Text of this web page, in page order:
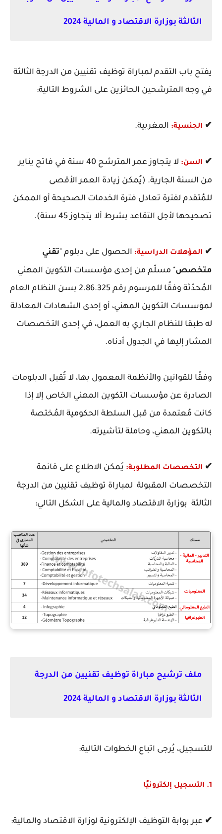
الثالثة بوزارة الاقتصاد و المالية 2024
يفتح باب التقدم لمباراة توظيف تقنيين من الدرجة الثالثة
في وجه المترشحين الحائزين على الشروط التالية:
✔ الجنسية: المغربية.
✔ السن: لا يتجاوز عمر المترشح 40 سنة في فاتح يناير
من السنة الجارية. (يُمكن زيادة العمر الأقصى
للمُتقدم لفترة تعادل فترة الخدمات الصحيحة أو الممكن
تصحيحها لأجل التقاعد بشرط ألا يتجاوز 45 سنة).
✔ المؤهلات الدراسية: الحصول على دبلوم "تقني
متخصص" مسلّم من إحدى مؤسسات التكوين المهني
المُحدّثة وفقًا للمرسوم رقم 2.86.325 بسن النظام العام
لمؤسسات التكوين المهني، أو إحدى الشهادات المعادلة
له طبقا للنظام الجاري به العمل، في إحدى التخصصات
المشار إليها في الجدول أدناه.
وفقًا للقوانين والأنظمة المعمول بها، لا تُقبل الدبلومات
الصادرة عن مؤسسات التكوين المهني الخاص إلا إذا
كانت مُعتمدة من قبل السلطة الحكومية المُختصة
بالتكوين المهني، وحاملة لتأشيرته.
✔ التخصصات المطلوبة: يُمكن الاطلاع على قائمة
التخصصات المقبولة لمباراة توظيف تقنيين من الدرجة
الثالثة بوزارة الاقتصاد والمالية على الشكل التالي:
ملف ترشيح مباراة توظيف تقنيين من الدرجة
الثالثة بوزارة الاقتصاد و المالية 2024
للتسجيل، يُرجى اتباع الخطوات التالية:
1. التسجيل إلكترونيًا
✔ عبر بوابة التوظيف الإلكترونية لوزارة الاقتصاد والمالية: